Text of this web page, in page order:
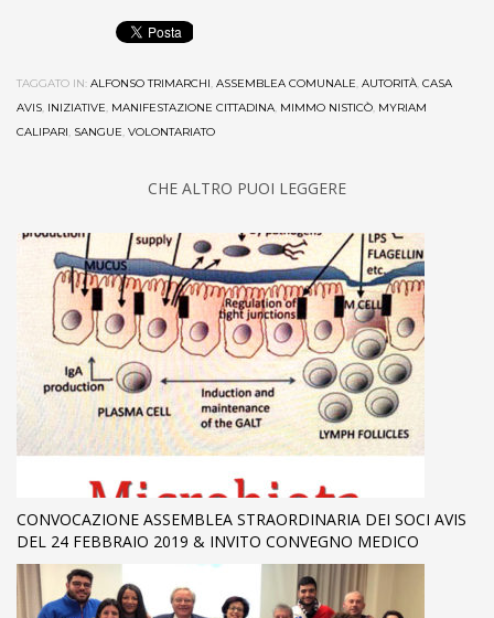
TAGGATO IN: ALFONSO TRIMARCHI, ASSEMBLEA COMUNALE, AUTORITÀ, CASA
AVIS, INIZIATIVE, MANIFESTAZIONE CITTADINA, MIMMO NISTICÒ, MYRIAM
CALIPARI, SANGUE, VOLONTARIATO
CHE ALTRO PUOI LEGGERE
CONVOCAZIONE ASSEMBLEA STRAORDINARIA DEI SOCI AVIS
DEL 24 FEBBRAIO 2019 & INVITO CONVEGNO MEDICO